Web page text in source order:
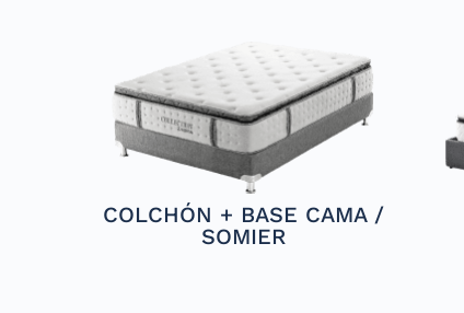
COLCHÓN + BASE CAMA /
SOMIER